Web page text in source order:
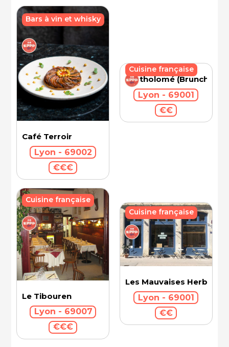
Café Terroir
Lyon - 69002
€€€
Bars à vin et whisky
Bartholomé (Brunch)
Lyon - 69001
€€
Cuisine française
Le Tibouren
Lyon - 69007
€€€
Cuisine française
Les Mauvaises Herbes
Lyon - 69001
€€
Cuisine française